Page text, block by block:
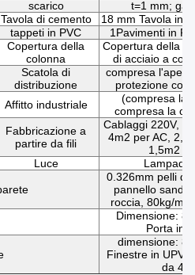
scarico
t=1 mm;
Tavola di cemento
18 mm Tavola in
tappeti in PVC
1Pavimenti in
Copertura della
colonna
Copertura della
di acciaio a
Scatola di
distribuzione
compresa
protezione
Affitto industriale
(compresa la
compresa la
Fabbricazione a
partire da fili
Cablaggi 220V,
4m2 per AC,
1,5m2
Luce
Lampade
0.326mm pelli
pannello
roccia, 80kg/m3
Dimensione:
Porta in
dimensione:
Finestre in
da 4